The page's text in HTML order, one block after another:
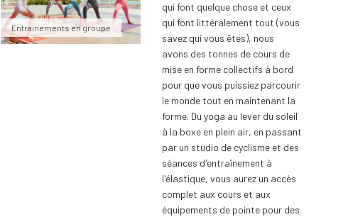
Entrainements en groupe
qui font quelque chose et ceux
qui font littéralement tout (vous
savez qui vous êtes), nous
avons des tonnes de cours de
mise en forme collectifs à bord
pour que vous puissiez parcourir
le monde tout en maintenant la
forme. Du yoga au lever du soleil
à la boxe en plein air, en passant
par un studio de cyclisme et des
séances d'entraînement à
l'élastique, vous aurez un accès
complet aux cours et aux
équipements de pointe pour des